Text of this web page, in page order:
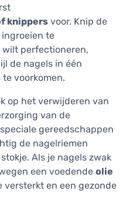
knippers voor. Knip de
te
wilt perfectioneren,
de nagels in één
voorkomen.
op het verwijderen van
van de
gereedschappen
de nagelriemen
Als je nagels zwak
een voedende olie
versterkt en een gezonde